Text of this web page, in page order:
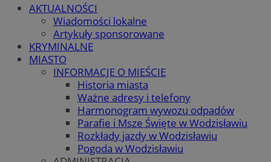
AKTUALNOŚCI
Wiadomości lokalne
Artykuły sponsorowane
KRYMINALNE
MIASTO
INFORMACJE O MIEŚCIE
Historia miasta
Ważne adresy i telefony
Harmonogram wywozu odpadów
Parafie i Msze Święte w Wodzisławiu
Rozkłady jazdy w Wodzisławiu
Pogoda w Wodzisławiu